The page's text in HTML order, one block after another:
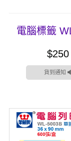
電腦標籤
$250
貨到通知